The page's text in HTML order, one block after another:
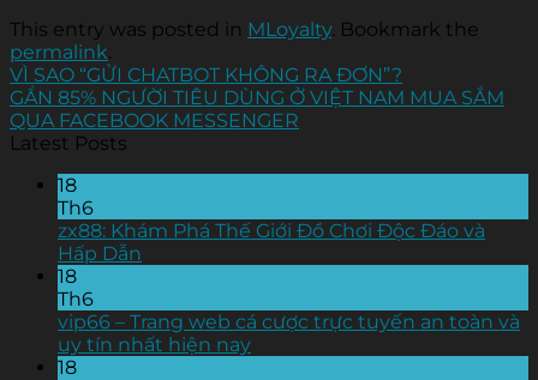
This entry was posted in MLoyalty. Bookmark the
permalink
VÌ SAO “GỬI CHATBOT KHÔNG RA ĐƠN”?
GẦN 85% NGƯỜI TIÊU DÙNG Ở VIỆT NAM MUA SẮM
QUA FACEBOOK MESSENGER
Latest Posts
18
Th6
zx88: Khám Phá Thế Giới Đồ Chơi Độc Đáo và
Hấp Dẫn
18
Th6
vip66 – Trang web cá cược trực tuyến an toàn và
uy tín nhất hiện nay
18